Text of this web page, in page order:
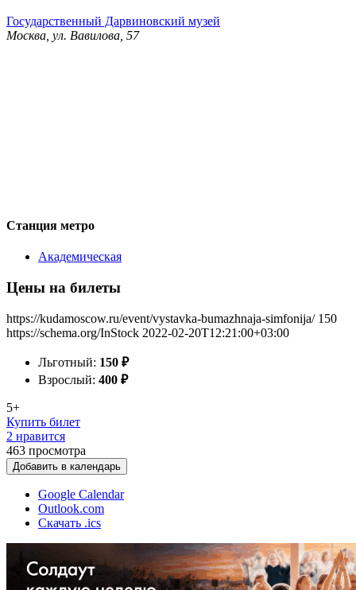
Государственный Дарвиновский музей
Москва, ул. Вавилова, 57
Станция метро
Академическая
Цены на билеты
https://kudamoscow.ru/event/vystavka-bumazhnaja-simfonija/ 150
https://schema.org/InStock 2022-02-20T12:21:00+03:00
Льготный: 150 ₽
Взрослый: 400 ₽
5+
Купить билет
2 нравится
463 просмотра
Добавить в календарь
Google Calendar
Outlook.com
Скачать .ics